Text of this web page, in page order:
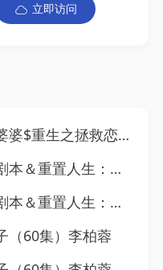
立即访问
生之拯救恋爱脑儿子
守护（76集）武帅康＆周杨芊芊
守护（76集）武帅康＆周杨芊芊
（60集）李柏蓉